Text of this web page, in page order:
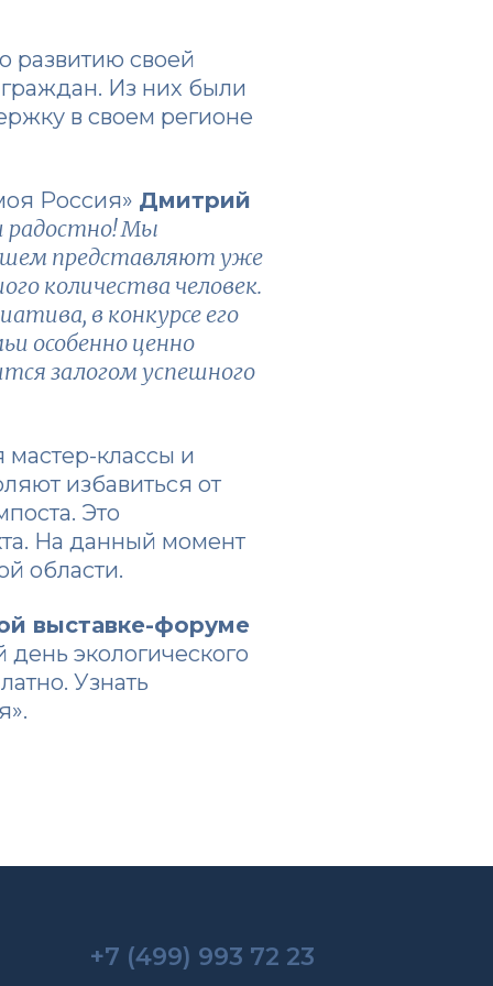
развитию своей
Из них были
в своем регионе
Россия» Дмитрий
радостно! Мы
представляют уже
количества человек.
в конкурсе его
особенно ценно
залогом успешного
классы и
избавиться от
Это
На данный момент
области.
выставке-форуме
экологического
Узнать
.
+7 (499) 993 72 23